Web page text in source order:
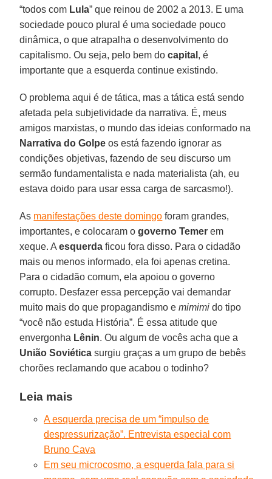
“todos com Lula” que reinou de 2002 a 2013. E uma
sociedade pouco plural é uma sociedade pouco
dinâmica, o que atrapalha o desenvolvimento do
capitalismo. Ou seja, pelo bem docapital , é
importante que a esquerda continue existindo.
O problema aqui é de tática, mas a tática está sendo
afetada pela subjetividade da narrativa. É, meus
amigos marxistas, o mundo das ideias conformado na
Narrativa do Golpe os está fazendo ignorar as
condições objetivas, fazendo de seu discurso um
sermão fundamentalista e nada materialista (ah, eu
estava doido para usar essa carga de sarcasmo!).
As manifestações deste domingo foram grandes,
importantes, e colocaram o governo Temer em
xeque. Aesquerda ficou fora disso. Para o cidadão
mais ou menos informado, ela foi apenas cretina.
Para o cidadão comum, ela apoiou o governo
corrupto. Desfazer essa percepção vai demandar
muito mais do que propagandismo emimimi do tipo
“você não estuda História”. É essa atitude que
envergonha Lênin. Ou algum de vocês acha que a
União Soviética surgiu graças a um grupo de bebês
chorões reclamando que acabou o todinho?
Leia mais
A esquerda precisa de um “impulso de
despressurização”. Entrevista especial com
Bruno Cava
Em seu microcosmo, a esquerda fala para si